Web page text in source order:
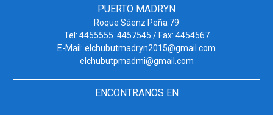
PUERTO MADRYN
Roque Sáenz Peña 79
Tel: 4455555. 4457545 / Fax: 4454567
E-Mail: elchubutmadryn2015@gmail.com
elchubutpmadmi@gmail.com
ENCONTRANOS EN